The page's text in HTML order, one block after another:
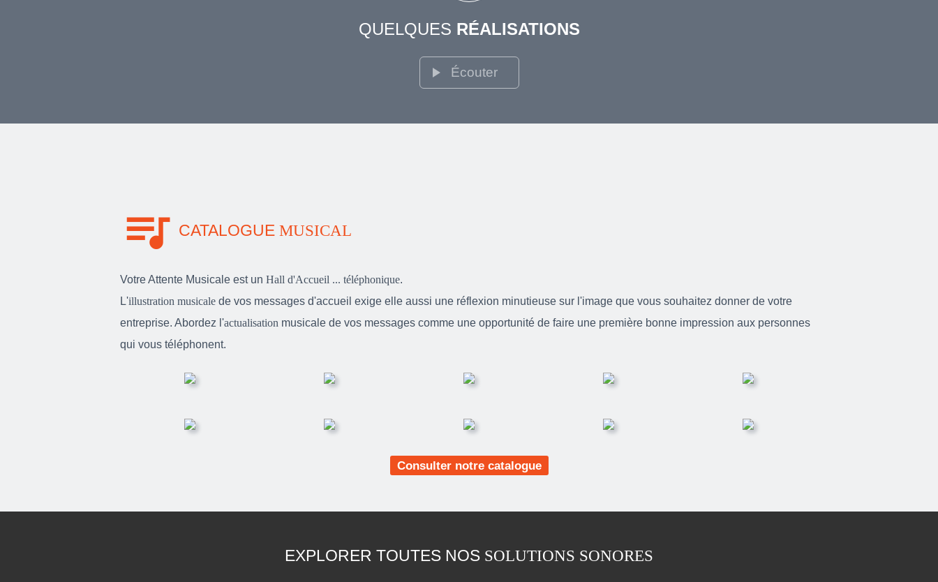
QUELQUES RÉALISATIONS
play_arrow Écouter
queue_music CATALOGUE MUSICAL
Votre Attente Musicale est un Hall d'Accueil ... téléphonique.
L'illustration musicale de vos messages d'accueil exige elle aussi une réflexion minutieuse sur l'image que vous souhaitez donner de votre
entreprise. Abordez l'actualisation musicale de vos messages comme une opportunité de faire une première bonne impression aux personnes
qui vous téléphonent.
Consulter notre catalogue
EXPLORER TOUTES NOS SOLUTIONS SONORES